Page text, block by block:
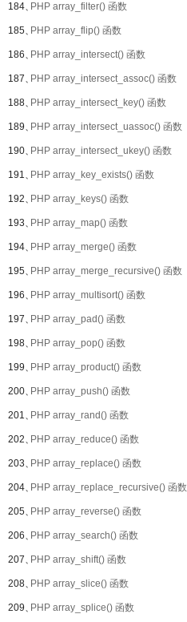
184、PHP array_filter() 函数
185、PHP array_flip() 函数
186、PHP array_intersect() 函数
187、PHP array_intersect_assoc() 函数
188、PHP array_intersect_key() 函数
189、PHP array_intersect_uassoc() 函数
190、PHP array_intersect_ukey() 函数
191、PHP array_key_exists() 函数
192、PHP array_keys() 函数
193、PHP array_map() 函数
194、PHP array_merge() 函数
195、PHP array_merge_recursive() 函数
196、PHP array_multisort() 函数
197、PHP array_pad() 函数
198、PHP array_pop() 函数
199、PHP array_product() 函数
200、PHP array_push() 函数
201、PHP array_rand() 函数
202、PHP array_reduce() 函数
203、PHP array_replace() 函数
204、PHP array_replace_recursive() 函数
205、PHP array_reverse() 函数
206、PHP array_search() 函数
207、PHP array_shift() 函数
208、PHP array_slice() 函数
209、PHP array_splice() 函数